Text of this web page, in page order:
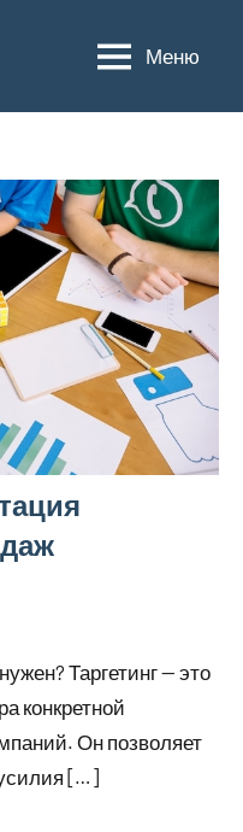
Меню
Таргетинг — это
конкретной
Он позволяет
[…]